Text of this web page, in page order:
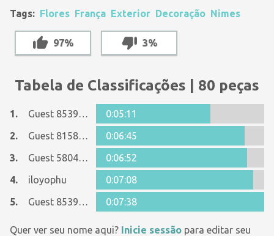
Tags: Flores França Exterior Decoração Nimes
97% 3%
Tabela de Classificações | 80 peças
1. Guest 8539826
0:05:11
2.
Guest 8158861
0:06:45
3.
Guest 5804793
0:06:52
4.
iloyophu
0:07:08
5.
Guest 8539826 0:07:38
Quer ver seu nome aqui? Inicie sessão para editar seu